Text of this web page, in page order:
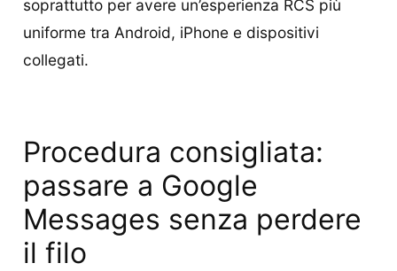
soprattutto per avere un’esperienza RCS più
uniforme tra Android, iPhone e dispositivi
collegati.
Procedura consigliata:
passare a Google
Messages senza perdere
il filo